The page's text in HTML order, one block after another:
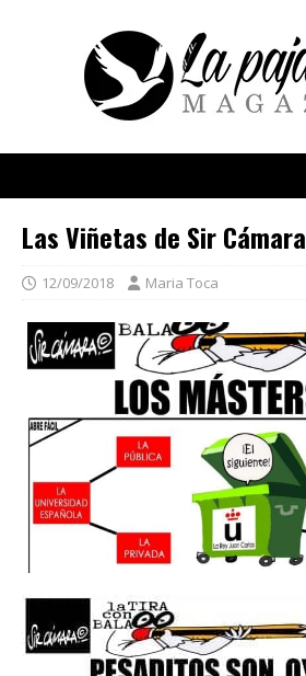
Las Viñetas de Sir Cámara
12/09/2018 Maria Toca